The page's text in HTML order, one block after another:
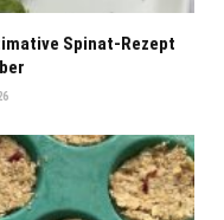
Spinat-Rezept